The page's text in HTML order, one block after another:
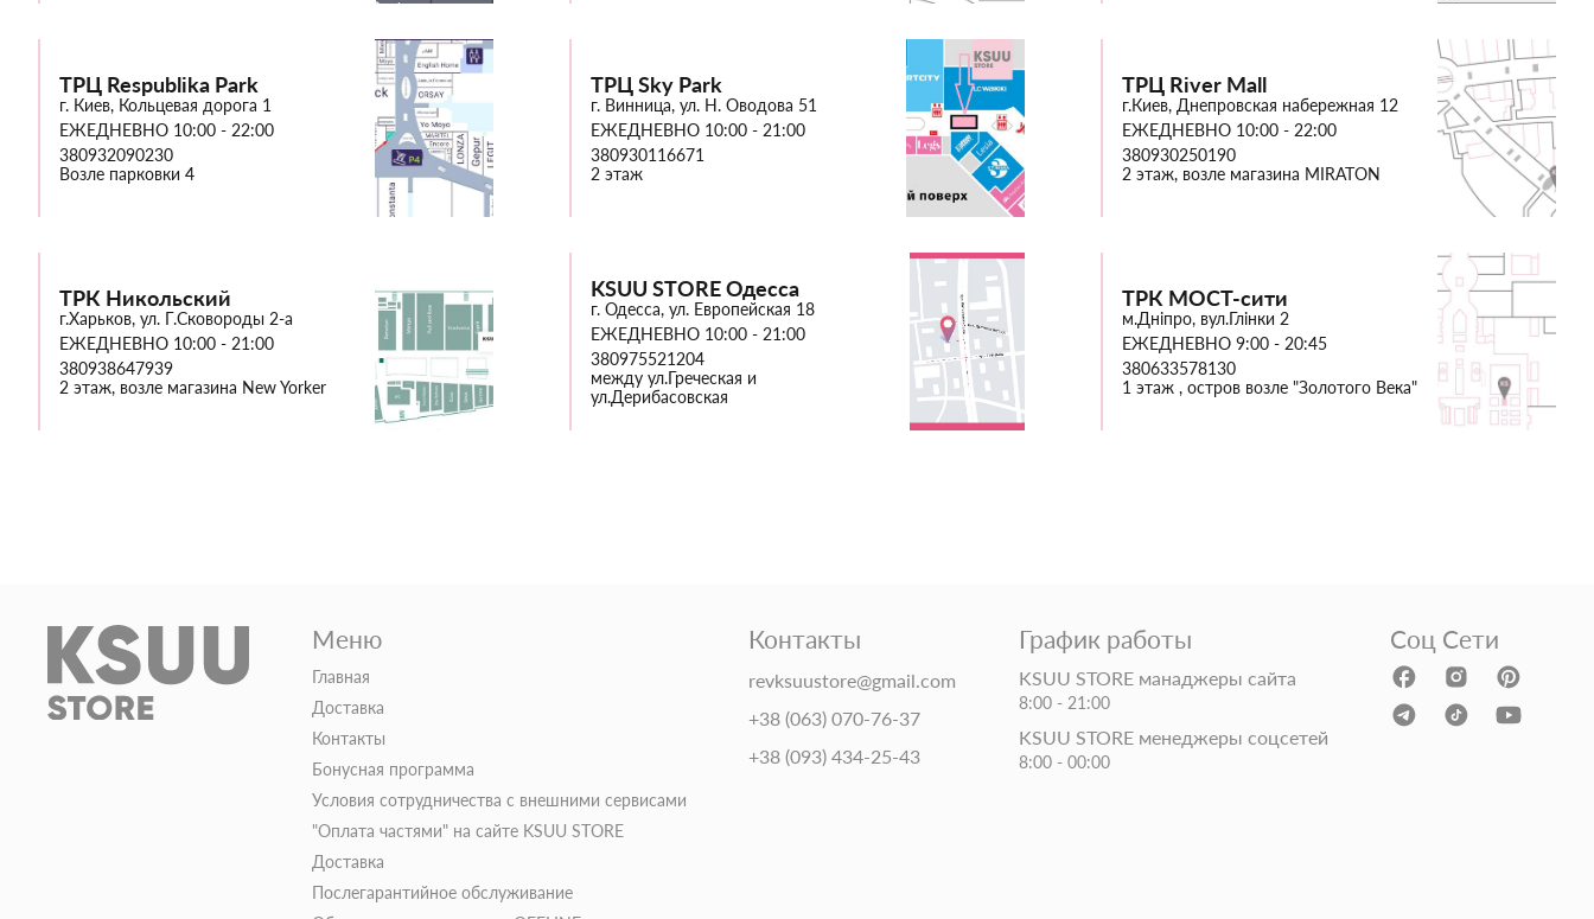
ТРЦ Respublika Park
г. Киев, Кольцевая дорога 1
ЕЖЕДНЕВНО 10:00 - 22:00
380932090230
Возле парковки 4
ТРЦ Sky Park
г. Винница, ул. Н. Оводова 51
ЕЖЕДНЕВНО 10:00 - 21:00
380930116671
2 этаж
ТРЦ River Mall
г.Киев, Днепровская набережная 12
ЕЖЕДНЕВНО 10:00 - 22:00
380930250190
2 этаж, возле магазина MIRATON
ТРК Никольский
г.Харьков, ул. Г.Сковороды 2-а
ЕЖЕДНЕВНО 10:00 - 21:00
380938647939
2 этаж, возле магазина New Yorker
KSUU STORE Одесса
г. Одесса, ул. Европейская 18
ЕЖЕДНЕВНО 10:00 - 21:00
380975521204
между ул.Греческая и
ул.Дерибасовская
ТРК МОСТ-сити
м.Дніпро, вул.Глінки 2
ЕЖЕДНЕВНО 9:00 - 20:45
380633578130
1 этаж , остров возле "Золотого Века"
Меню
Главная
Доставка
Контакты
Бонусная программа
Условия сотрудничества с внешними сервисами
"Оплата частями" на сайте KSUU STORE
Доставка
Послегарантийное обслуживание
Контакты
revksuustore@gmail.com
+38 (063) 070-76-37
+38 (093) 434-25-43
График работы
KSUU STORE манаджеры сайта
8:00 - 21:00
KSUU STORE менеджеры соцсетей
8:00 - 00:00
Соц Сети